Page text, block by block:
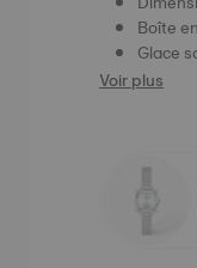
Boîte
Glace
Voir plus